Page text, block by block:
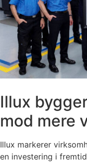
Illux
mod mere
Illux markerer
en investering i